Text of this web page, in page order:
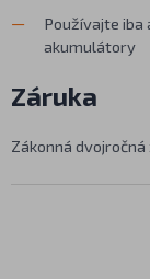
Používajte iba
akumulátory
Záruka
Zákonná dvojročná